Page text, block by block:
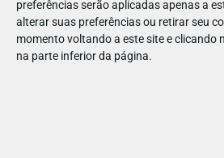
preferências serão aplicadas apenas a
alterar suas preferências ou retirar seu
momento voltando a este site e clicando
na parte inferior da página.